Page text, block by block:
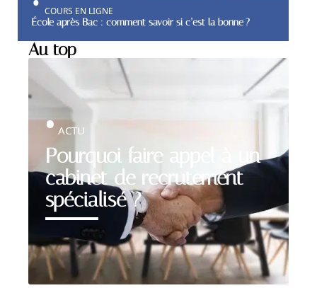
COURS EN LIGNE
École après Bac : comment savoir si c’est la bonne ?
Au top
Pourquoi faire appel à un
cabinet de recrutement
spécialisé ?
ACTU